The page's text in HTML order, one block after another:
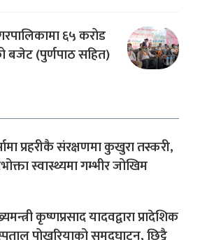
६५ करोड
बजेट (पुर्णपाठ सहित)
प्रहरीकै संरक्षणमा कुखुरा तस्करी,
स्वास्थ्यमा गम्भीर जोखिम
कृष्णप्रसाद यादवद्वारा प्रादेशिक